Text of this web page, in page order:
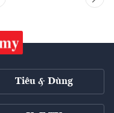
Tiêu & Dùng